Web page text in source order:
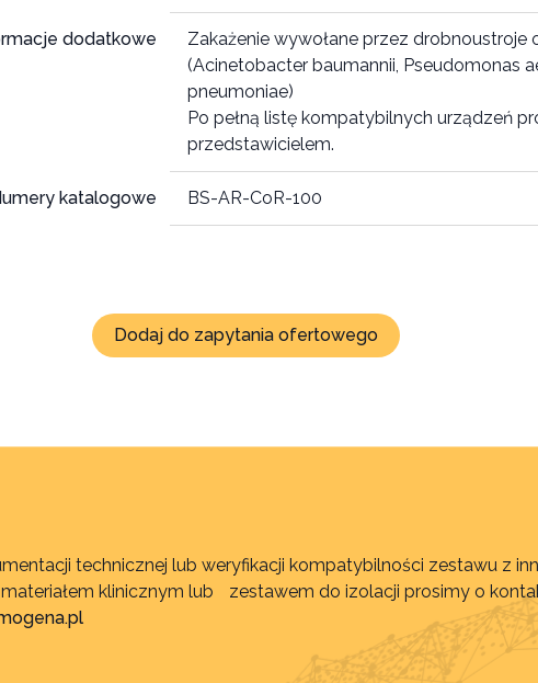
dodatkowe
Zakażenie wywołane przez drobnoustroje
(Acinetobacter baumannii, Pseudomonas
pneumoniae)
Po pełną listę kompatybilnych urządzeń
przedstawicielem.
katalogowe BS-AR-CoR-100
Dodaj do zapytania ofertowego
technicznej lub weryfikacji kompatybilności zestawu z
klinicznym lub zestawem do izolacji prosimy o